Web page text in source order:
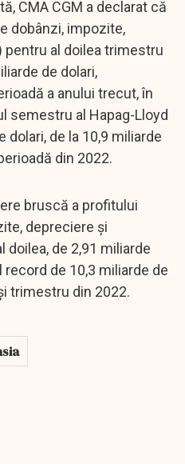
CMA CGM a declarat că
dobânzi, impozite,
al doilea trimestru
de dolari,
a anului trecut, în
semestru al Hapag-Lloyd
dolari, de la 10,9 miliarde
din 2022.
bruscă a profitului
depreciere și
de 2,91 miliarde
de 10,3 miliarde de
trimestru din 2022.